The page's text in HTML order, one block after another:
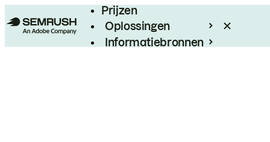
Prijzen
Oplossingen
Informatiebronnen